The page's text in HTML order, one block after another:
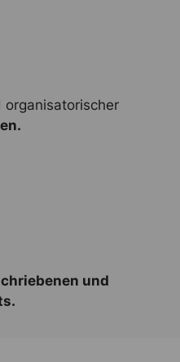
organisatorischer
und